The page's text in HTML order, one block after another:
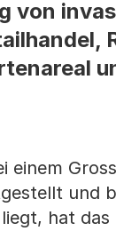
von
einem
und
hat das